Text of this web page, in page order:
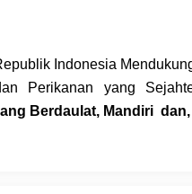
Indonesia
Perikanan yang
Berdaulat, Mandiri